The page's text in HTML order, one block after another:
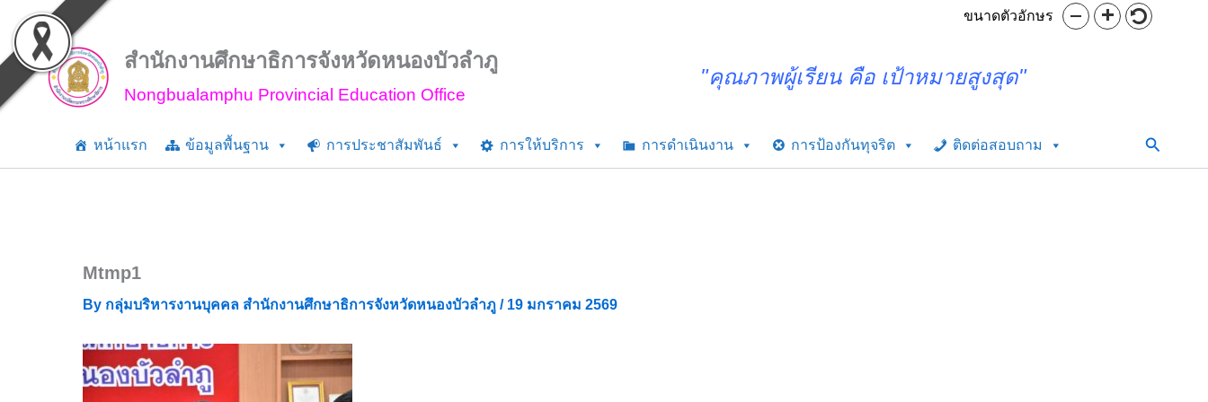
content
ขนาดตัวอักษร
สำนักงานศึกษาธิการจังหวัดหนองบัวลำภู
Nongbualamphu Provincial Education Office
"คุณภาพผู้เรียน คือ เป้าหมายสูงสุด"
หน้าแรก ข้อมูลพื้นฐาน การประชาสัมพันธ์ การให้บริการ การดำเนินงาน การป้องกันทุจริต ติดต่อสอบถาม Search
Mtmp1
By กลุ่มบริหารงานบุคคล สำนักงานศึกษาธิการจังหวัดหนองบัวลำภู / 19 มกราคม 2569